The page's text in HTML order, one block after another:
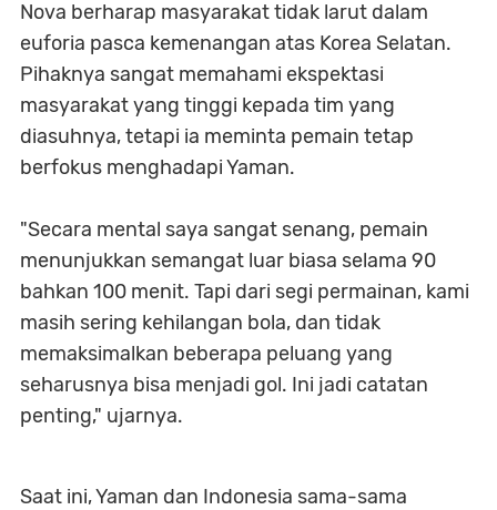
Nova berharap masyarakat tidak larut dalam
euforia pasca kemenangan atas Korea Selatan.
Pihaknya sangat memahami ekspektasi
masyarakat yang tinggi kepada tim yang
diasuhnya, tetapi ia meminta pemain tetap
berfokus menghadapi Yaman.
"Secara mental saya sangat senang, pemain
menunjukkan semangat luar biasa selama 90
bahkan 100 menit. Tapi dari segi permainan, kami
masih sering kehilangan bola, dan tidak
memaksimalkan beberapa peluang yang
seharusnya bisa menjadi gol. Ini jadi catatan
penting," ujarnya.
Saat ini, Yaman dan Indonesia sama-sama